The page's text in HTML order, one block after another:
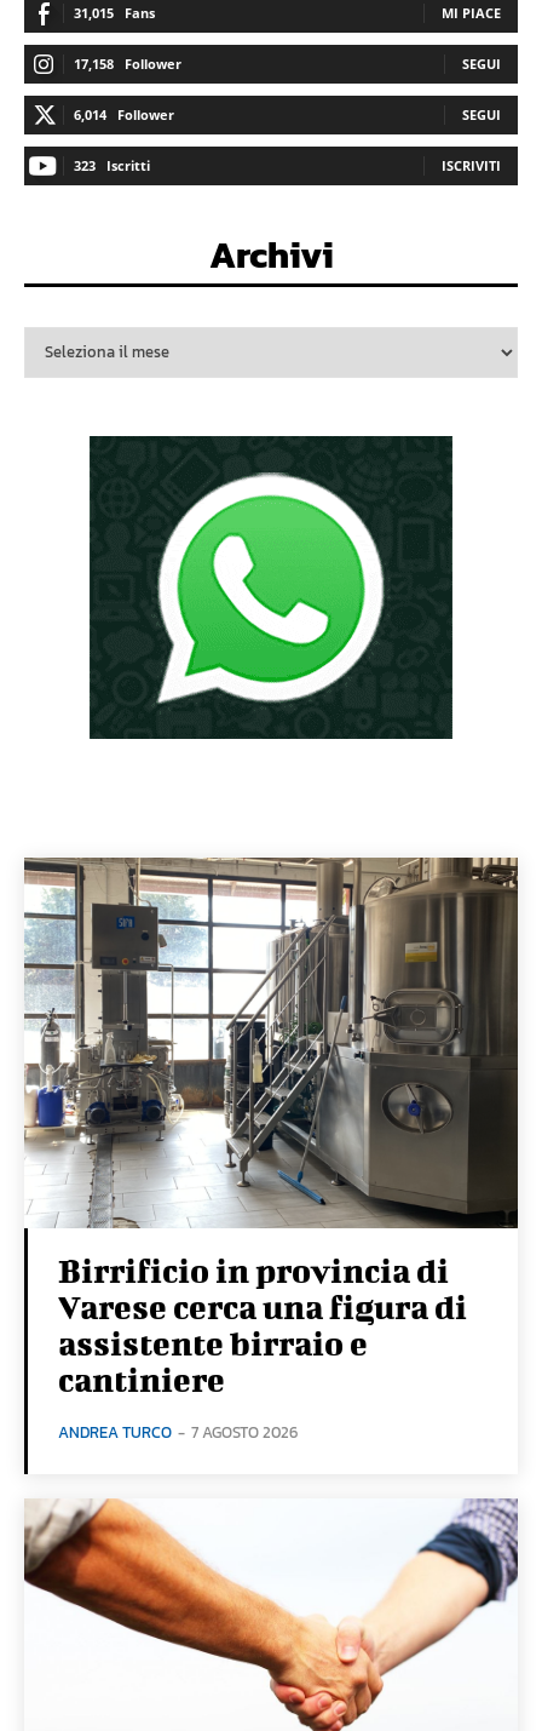
31,015 Fans MI PIACE
17,158 Follower SEGUI
6,014 Follower SEGUI
323 Iscritti ISCRIVITI
Archivi
Birrificio in provincia di
Varese cerca una figura di
assistente birraio e
cantiniere
ANDREA TURCO - 7 AGOSTO 2026